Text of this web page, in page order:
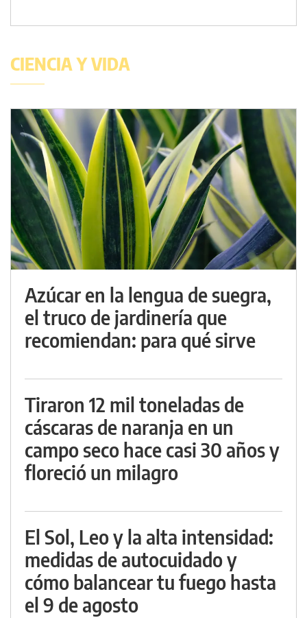
CIENCIA Y VIDA
Azúcar en la lengua de suegra,
el truco de jardinería que
recomiendan: para qué sirve
Tiraron 12 mil toneladas de
cáscaras de naranja en un
campo seco hace casi 30 años y
floreció un milagro
El Sol, Leo y la alta intensidad:
medidas de autocuidado y
cómo balancear tu fuego hasta
el 9 de agosto